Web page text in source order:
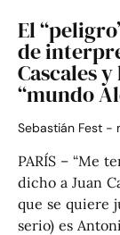
El
de
Cascales
“mundo
Sebastián Fest
PARÍS – “Me
dicho a Juan
que se quiere
serio) es